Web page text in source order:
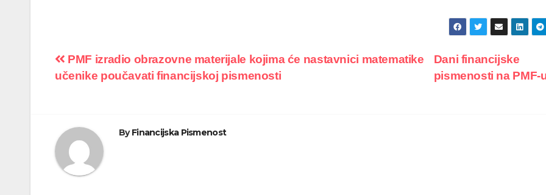
Navigacija
objava
Dani financijske
pismenosti na PMF-
PMF izradio obrazovne materijale kojima će nastavnici matematike
učenike poučavati financijskoj pismenosti
ByFinancijska Pismenost